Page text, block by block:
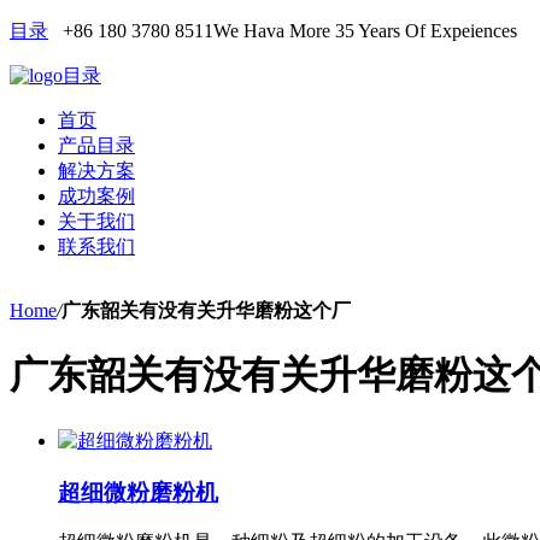
目录 +86 180 3780 8511We Hava More 35 Years Of Expeiences
目录
首页
产品目录
解决方案
成功案例
关于我们
联系我们
Home/广东韶关有没有关升华磨粉这个厂
广东韶关有没有关升华磨粉这
超细微粉磨粉机